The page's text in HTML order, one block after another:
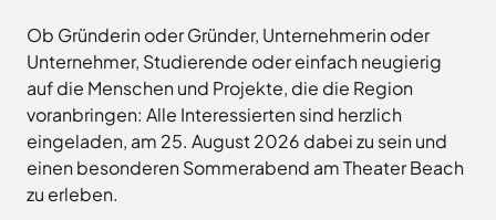
Ob Gründerin oder Gründer, Unternehmerin oder
Unternehmer, Studierende oder einfach neugierig
auf die Menschen und Projekte, die die Region
voranbringen: Alle Interessierten sind herzlich
eingeladen, am 25. August 2026 dabei zu sein und
einen besonderen Sommerabend am Theater Beach
zu erleben.